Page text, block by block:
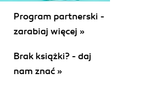
Program partnerski -
zarabiaj więcej »
Brak książki? - daj
nam znać »